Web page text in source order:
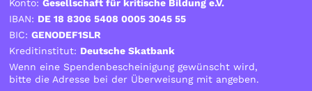
Konto:Gesellschaft für kritische Bildung e.V.
IBAN: DE 18 8306 5408 0005 3045 55
BIC:GENODEF1SLR
Kreditinstitut: Deutsche Skatbank
Wenn eine Spendenbescheinigung gewünscht wird,
bitte die Adresse bei der Überweisung mit angeben.